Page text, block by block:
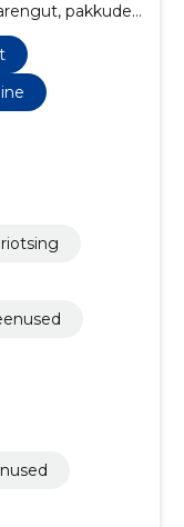
pakkudes
Tartu regioonis.